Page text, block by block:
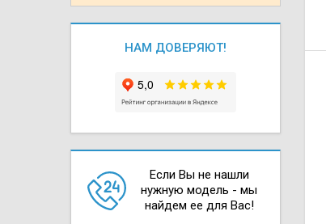
НАМ ДОВЕРЯЮТ!
Если Вы не нашли
нужную модель - мы
найдем ее для Вас!